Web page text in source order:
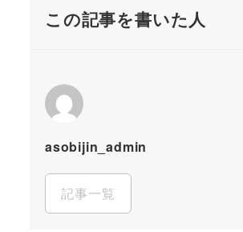
この記事を書いた人
asobijin_admin
記事一覧